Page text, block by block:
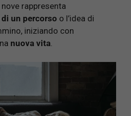
rappresenta
un percorso o l’idea di
iniziando con
nuova vita